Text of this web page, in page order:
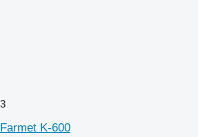
3
Farmet K-600